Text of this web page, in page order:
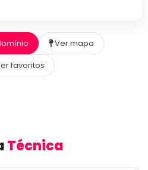
Ver mapa
favoritos
Técnica